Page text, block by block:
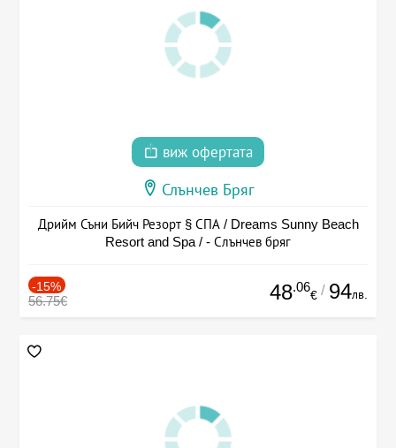
виж офертата
Слънчев Бряг
Дрийм Съни Бийч Резорт § СПА / Dreams Sunny Beach
Resort and Spa / - Слънчев бряг
-15%
56.75€ 48.06
€ / 94лв.